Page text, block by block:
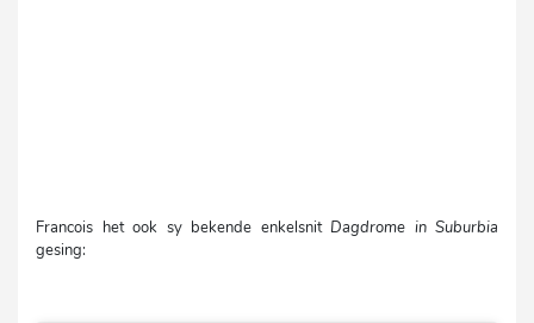
Francois het ook sy bekende enkelsnit Dagdrome in Suburbia
gesing: